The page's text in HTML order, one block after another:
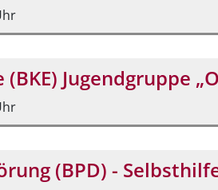
Jugendgruppe
(BPD) -